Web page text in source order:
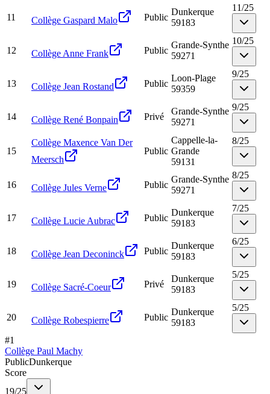
11 Collège Gaspard Malo Public
Dunkerque
59183
11/25
12 Collège Anne Frank Public
Grande-Synthe
59271
10/25
13 Collège Jean Rostand Public
Loon-Plage
59359
9/25
14 Collège René Bonpain Privé
Grande-Synthe
59271
9/25
15
Collège Maxence Van Der
Meersch
Public
Cappelle-la-
Grande
59131
8/25
16 Collège Jules Verne Public
Grande-Synthe
59271
8/25
17 Collège Lucie Aubrac Public
Dunkerque
59183
7/25
18 Collège Jean Deconinck Public
Dunkerque
59183
6/25
19 Collège Sacré-Coeur Privé
Dunkerque
59183
5/25
20 Collège Robespierre Public
Dunkerque
59183
5/25
#1
Collège Paul Machy
PublicDunkerque
Score
19/25